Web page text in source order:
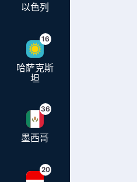
以色列
16
哈萨克斯
坦
36
墨西哥
20